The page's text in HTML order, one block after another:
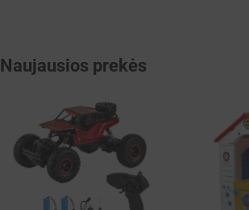
Naujausios prekės